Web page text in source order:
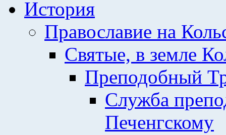
История
Православие на
Святые, в земле
Преподобный
Служба
Печенгскому